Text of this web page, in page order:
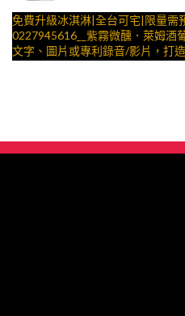
免費升級冰淇淋|全台可宅|限量需
0227945616__紫霧微醺．萊姆酒